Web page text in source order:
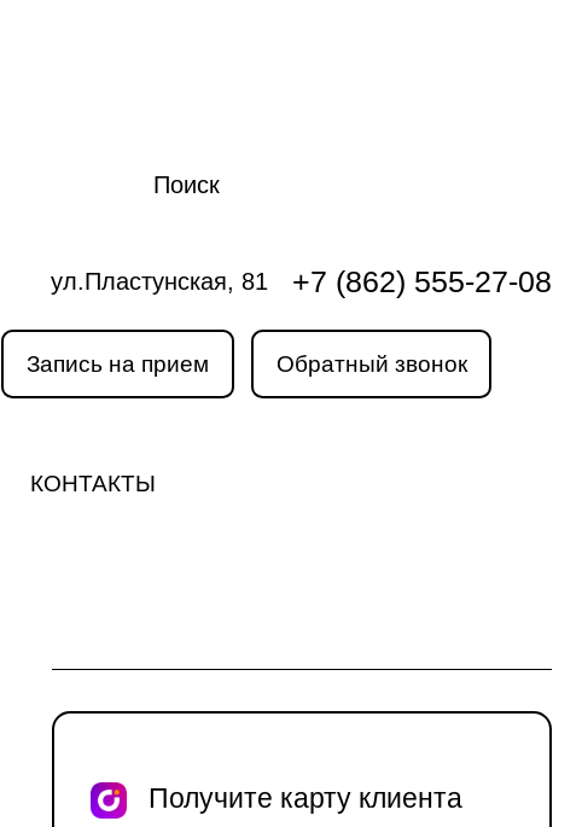
Поиск
ул.Пластунская, 81 +7 (862) 555-27-08
Запись на прием Обратный звонок
КОНТАКТЫ
Получите карту клиента